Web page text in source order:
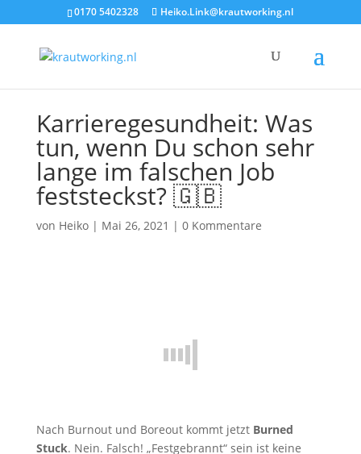
0170 5402328 Heiko.Link@krautworking.nl
Karrieregesundheit: Was
tun, wenn Du schon sehr
lange im falschen Job
feststeckst? 🇬🇧
von Heiko| Mai 26, 2021 | 0 Kommentare
Nach Burnout und Boreout kommt jetzt Burned
Stuck. Nein. Falsch! „Festgebrannt“ sein ist keine